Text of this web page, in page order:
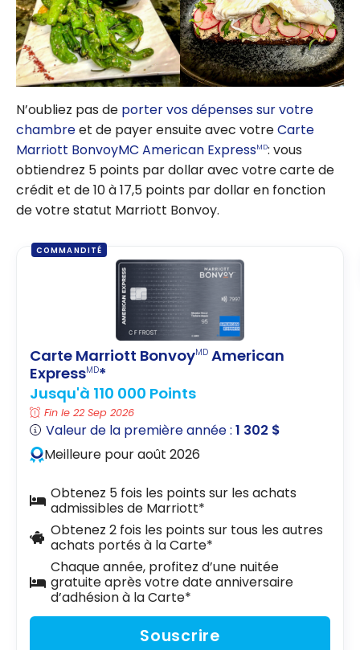
N’oubliez pas de porter vos dépenses sur votre
chambreet de payer ensuite avec votreCarte
Marriott BonvoyMC American ExpressMD: vous
obtiendrez 5 points par dollar avec votre carte de
crédit et de 10 à 17,5 points par dollar en fonction
de votre statut Marriott Bonvoy.
COMMANDITÉ
Carte Marriott BonvoyMD American
ExpressMD*
Jusqu'à 110 000 Points
Fin le 22 Sep 2026
Valeur de la première année :1 302 $
Meilleure pour août 2026
Obtenez 5 fois les points sur les achats
admissibles de Marriott*
Obtenez 2 fois les points sur tous les autres
achats portés à la Carte*
Chaque année, profitez d’une nuitée
gratuite après votre date anniversaire
d’adhésion à la Carte*
Souscrire